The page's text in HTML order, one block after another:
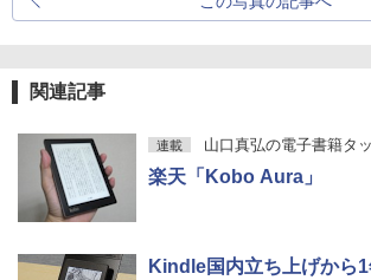
関連記事
連載 山口真弘の電子書籍タ
楽天「Kobo Aura」
Kindle国内立ち上げから